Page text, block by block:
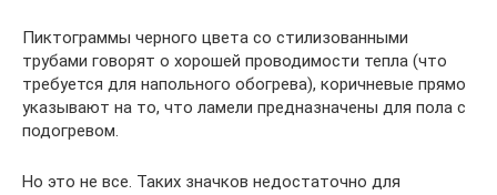
Пиктограммы черного цвета со стилизованными
трубами говорят о хорошей проводимости тепла (что
требуется для напольного обогрева), коричневые прямо
указывают на то, что ламели предназначены для пола с
подогревом.
Но это не все. Таких значков недостаточно для